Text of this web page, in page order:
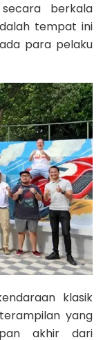
berkala
tempat ini
para pelaku
klasik
yang
akhir dari